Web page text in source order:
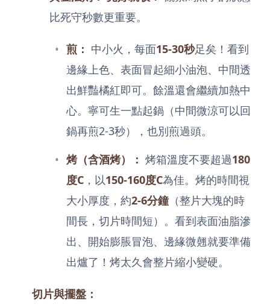
比死守秒數更重要。
煎： 中小火，每面15-30秒足矣！看到
邊緣上色、表面冒起細小油泡、中間透
出鮮豔橘紅即可。餘溫還會繼續加熱中
心。寧可生一點起鍋（中間微涼可以回
鍋再煎2-3秒），也別煎過頭。
烤（含酒烤）： 烤箱溫度不要超過180
度C ，以150-160度C為佳。烤的時間視
大小厚度，約2-6分鐘（整片大塊的時
間長，切片時間短）。看到表面油脂滲
出、開始膨脹冒泡、邊緣微翹就要準備
出爐了！烤太久會整片縮小變硬。
切片與擺盤：